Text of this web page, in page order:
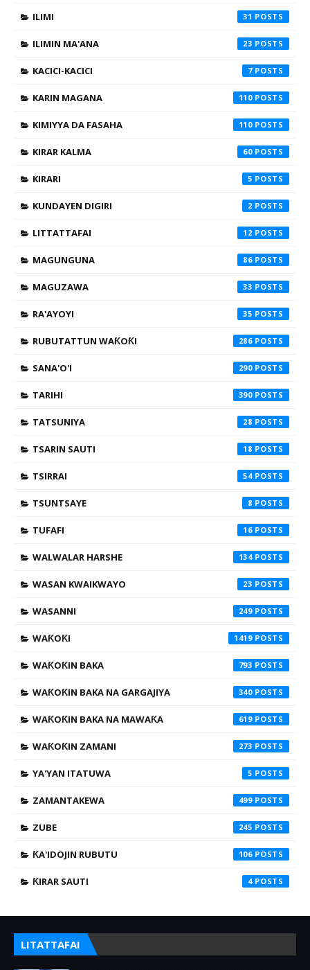
ILIMI 31
ILIMIN MA'ANA 23
KACICI-KACICI 7
KARIN MAGANA 110
KIMIYYA DA FASAHA 110
KIRAR KALMA 60
KIRARI 5
KUNDAYEN DIGIRI 2
LITTATTAFAI 12
MAGUNGUNA 86
MAGUZAWA 33
RA'AYOYI 35
RUBUTATTUN WAƘOƘI 286
SANA'O'I 290
TARIHI 390
TATSUNIYA 28
TSARIN SAUTI 18
TSIRRAI 54
TSUNTSAYE 8
TUFAFI 16
WALWALAR HARSHE 134
WASAN KWAIKWAYO 23
WASANNI 249
WAƘOƘI 1419
WAƘOƘIN BAKA 793
WAƘOƘIN BAKA NA GARGAJIYA 340
WAƘOƘIN BAKA NA MAWAƘA 619
WAƘOƘIN ZAMANI 273
YA'YAN ITATUWA 5
ZAMANTAKEWA 499
ZUBE 245
ƘA'IDOJIN RUBUTU 106
ƘIRAR SAUTI 4
LITATTAFAI